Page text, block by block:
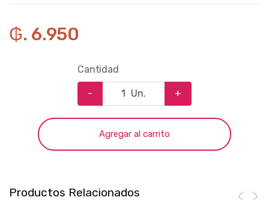
₲. 6.950
Cantidad
- Un. +
Agregar al carrito
Productos Relacionados